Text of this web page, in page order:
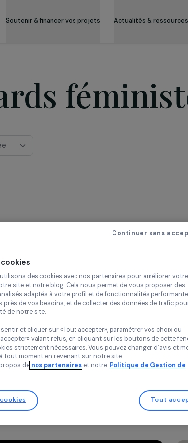
Soutenir & financer vos projets
Interview d’Alice Longuet –
Renforcer le pouvoir d’agir
des cookies
nous utilisons des cookies avec nos partenaires
sur notre site et notre blog. Cela nous permet de
personnalisés adaptés à votre profil et de
au plus près de vos besoins, et de collecter des
la qualité de notre site.
consentir et cliquer sur «Tout accepter»,
sans accepter» valant refus, en cliquant sur les
à tout moment en revenant sur notre site.
à propos de
et notre
Politique